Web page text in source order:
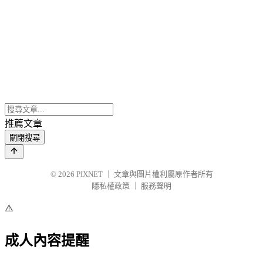
推薦文章
關閉搜尋
© 2026 PIXNET
文章與圖片權利屬原作者所有
隱私權政策
服務聲明
⚠️
成人內容提醒